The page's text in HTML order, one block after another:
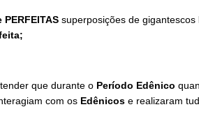
PERFEITAS superposições de
que durante o Período Edênico
com os Edênicos e realizaram